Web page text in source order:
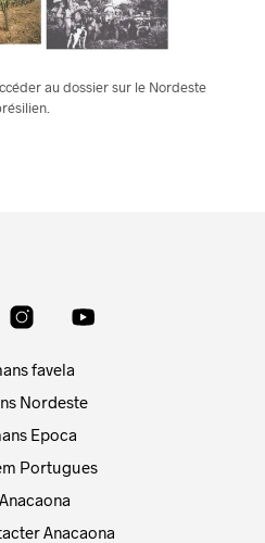
au dossier sur le Nordeste
favela
Nordeste
Epoca
Portugues
Anacaona